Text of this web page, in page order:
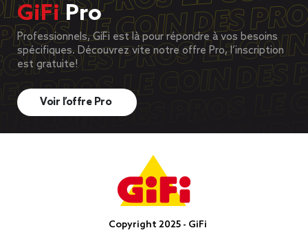
GiFiPro
Professionnels, GiFi est là pour répondre à vos besoins
spécifiques. Découvrez vite notre offre Pro, l’inscription
est gratuite!
Voir l’offre Pro
Copyright 2025 - GiFi